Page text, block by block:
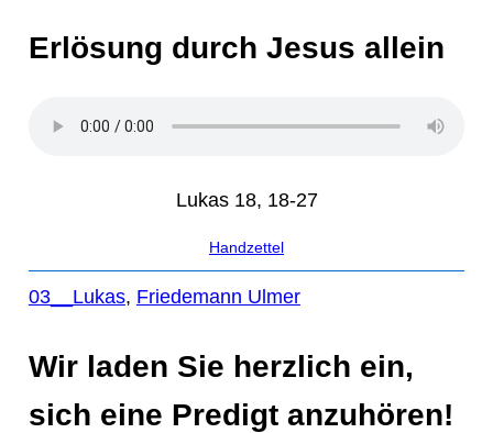
Erlösung durch Jesus allein
Lukas 18, 18-27
Handzettel
03__Lukas, Friedemann Ulmer
Wir laden Sie herzlich ein,
sich eine Predigt anzuhören!